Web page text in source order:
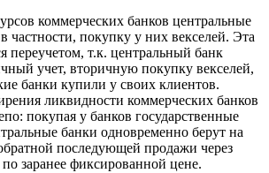
коммерческих банков центральные
частности, покупку у них векселей. Эта
переучетом, т.к. центральный банк
учет, вторичную покупку векселей,
банки купили у своих клиентов.
ликвидности коммерческих банков
покупая у банков государственные
банки одновременно берут на
обратной последующей продажи через
заранее фиксированной цене.